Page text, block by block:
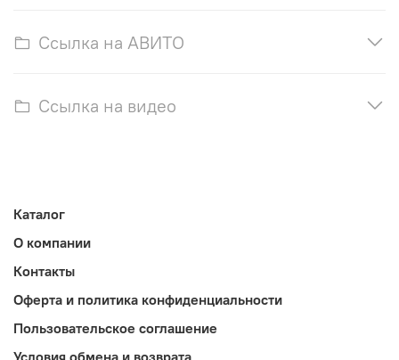
Ссылка на АВИТО
Ссылка на видео
Каталог
О компании
Контакты
Оферта и политика конфиденциальности
Пользовательское соглашение